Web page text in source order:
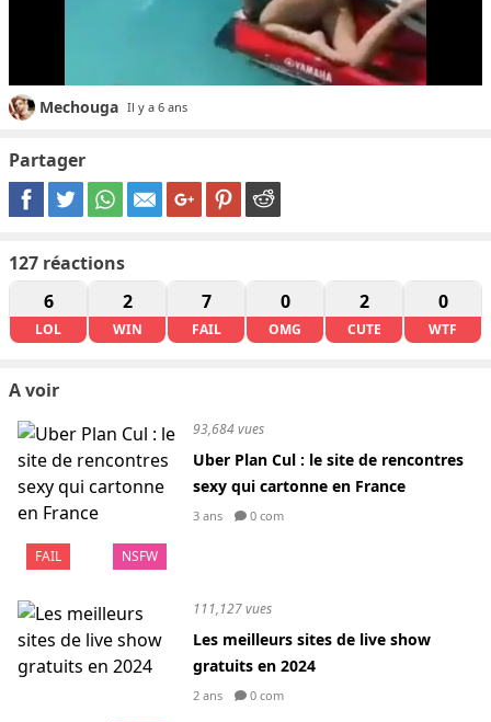
Mechouga Il y a 6 ans
Partager
127 réactions
6
LOL
2
WIN
7
FAIL
0
OMG
2
CUTE
0
WTF
A voir
FAIL NSFW
93,684 vues
Uber Plan Cul : le site de rencontres
sexy qui cartonne en France
3 ans 0 com
111,127 vues
Les meilleurs sites de live show
gratuits en 2024
2 ans 0 com